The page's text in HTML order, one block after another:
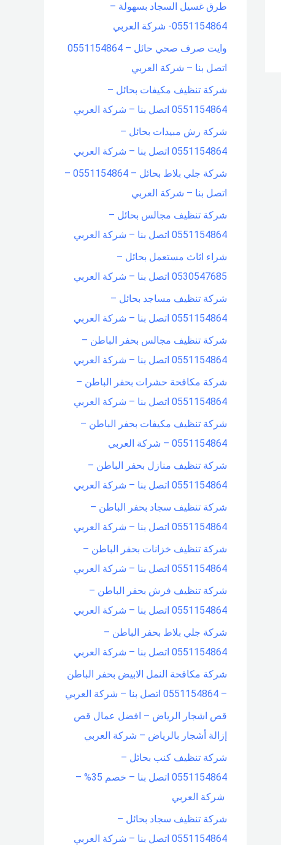
طرق غسيل السجاد بسهولة –
0551154864- شركة العربي
وايت صرف صحي حائل – 0551154864
اتصل بنا – شركة العربي
شركة تنظيف مكيفات بحائل –
0551154864 اتصل بنا – شركة العربي
شركة رش مبيدات بحائل –
0551154864 اتصل بنا – شركة العربي
شركة جلي بلاط بحائل – 0551154864 –
اتصل بنا – شركة العربي
شركة تنظيف مجالس بحائل –
0551154864 اتصل بنا – شركة العربي
شراء اثاث مستعمل بحائل –
0530547685 اتصل بنا – شركة العربي
شركة تنظيف مساجد بحائل –
0551154864 اتصل بنا – شركة العربي
شركة تنظيف مجالس بحفر الباطن –
0551154864 اتصل بنا – شركة العربي
شركة مكافحة حشرات بحفر الباطن –
0551154864 اتصل بنا – شركة العربي
شركة تنظيف مكيفات بحفر الباطن –
0551154864 – شركة العربي
شركة تنظيف منازل بحفر الباطن –
0551154864 اتصل بنا – شركة العربي
شركة تنظيف سجاد بحفر الباطن –
0551154864 اتصل بنا – شركة العربي
شركة تنظيف خزانات بحفر الباطن –
0551154864 اتصل بنا – شركة العربي
شركة تنظيف فرش بحفر الباطن –
0551154864 اتصل بنا – شركة العربي
شركة جلي بلاط بحفر الباطن –
0551154864 اتصل بنا – شركة العربي
شركة مكافحة النمل الابيض بحفر الباطن
– 0551154864 اتصل بنا – شركة العربي
قص اشجار الرياض – افضل عمال قص
إزالة أشجار بالرياض – شركة العربي
شركة تنظيف كنب بحائل –
0551154864 اتصل بنا – خصم 35% –
شركة العربي
شركة تنظيف سجاد بحائل –
0551154864 اتصل بنا – شركة العربي